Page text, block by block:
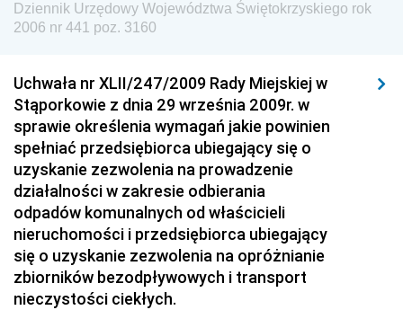
Dziennik Urzędowy Urzędu Lotnictwa Cywilnego
Dziennik Urzędowy Ministerstwa Hutnictwa i
Przemysłu Maszynowego
Dziennik Urzędowy Ministerstwa Zdrowia i Opieki
Społecznej
Dziennik Urzędowy Ministerstwa Rolnictwa, Leśnictwa
i Gospodarki Żywnościowej
Dziennik Urzędowy Ministra Spraw Wewnętrznych
Dziennik Urzędowy Ministra Transportu, Budownictwa
i Gospodarki Morskiej
Dziennik Urzędowy Województwa Świętokrzyskiego rok
2006 nr 441 poz. 3160
Uchwała nr XLII/247/2009 Rady Miejskiej w
Stąporkowie z dnia 29 września 2009r. w
sprawie określenia wymagań jakie powinien
spełniać przedsiębiorca ubiegający się o
uzyskanie zezwolenia na prowadzenie
działalności w zakresie odbierania
odpadów komunalnych od właścicieli
nieruchomości i przedsiębiorca ubiegający
się o uzyskanie zezwolenia na opróżnianie
zbiorników bezodpływowych i transport
nieczystości ciekłych.